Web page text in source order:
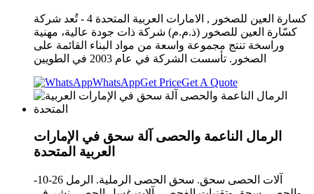
كسارة العين للصخور , الامارات العربية المتحدة 4 - تُعد شركة
كسّارة العين للصخور (ذ.م.م) شركة ذات جودة عالية، مهنية
وراسخة تنتج مجموعة واسعة من مواد البناء القائمة على
الصخور. تأسست الشركة في عام 2003 في الطويين
WhatsAppGet PriceGet A Quote
الرمال الناعمة والحصى آلة سحق في الإمارات
العربية المتحدة
-10-26 آلات الحصى سحق. سحق الحصى الرملية. الرمل